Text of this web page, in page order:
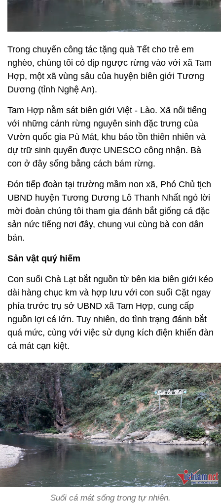
Trong chuyến công tác tặng quà Tết cho trẻ em
nghèo, chúng tôi có dịp ngược rừng vào với xã Tam
Hợp, một xã vùng sâu của huyện biên giới Tương
Dương (tỉnh Nghệ An).
Tam Hợp nằm sát biên giới Việt - Lào. Xã nổi tiếng
với những cánh rừng nguyên sinh đặc trưng của
Vườn quốc gia Pù Mát, khu bảo tồn thiên nhiên và
dự trữ sinh quyển được UNESCO công nhận. Bà
con ở đây sống bằng cách bám rừng.
Đón tiếp đoàn tại trường mầm non xã, Phó Chủ tịch
UBND huyện Tương Dương Lô Thanh Nhất ngỏ lời
mời đoàn chúng tôi tham gia đánh bắt giống cá đặc
sản nức tiếng nơi đây, chung vui cùng bà con dân
bản.
Sản vật quý hiếm
Con suối Chà Lạt bắt nguồn từ bên kia biên giới kéo
dài hàng chục km và hợp lưu với con suối Cặt ngay
phía trước trụ sở UBND xã Tam Hợp, cung cấp
nguồn lợi cá lớn. Tuy nhiên, do tình trạng đánh bắt
quá mức, cùng với việc sử dụng kích điện khiến đàn
cá mát cạn kiệt.
Suối cá mát sống trong tự nhiên.